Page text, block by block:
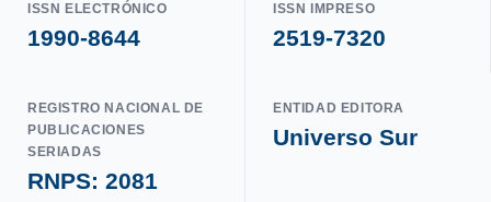
ISSN ELECTRÓNICO
1990-8644
ISSN IMPRESO
2519-7320
REGISTRO NACIONAL DE
PUBLICACIONES
SERIADAS
RNPS: 2081
ENTIDAD EDITORA
Universo Sur